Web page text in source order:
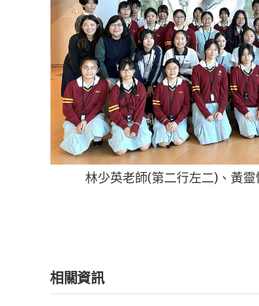
林少英老師(第二行左二)、黃
相關資訊